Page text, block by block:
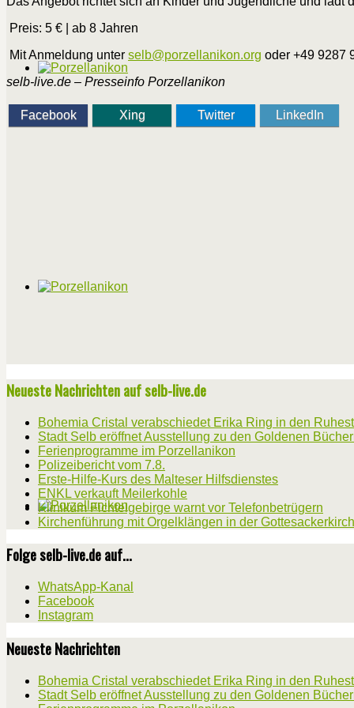
Preis: 5 € | ab 8 Jahren
Mit Anmeldung unter selb@porzellanikon.org oder +49 9287
selb-live.de – Presseinfo Porzellanikon
Facebook Xing Twitter LinkedIn
Neueste Nachrichten auf selb-live.de
Bohemia Cristal verabschiedet Erika Ring in den
Stadt Selb eröffnet Ausstellung zu den Goldenen
Ferienprogramme im Porzellanikon
Polizeibericht vom 7.8.
Erste-Hilfe-Kurs des Malteser Hilfsdienstes
ENKL verkauft Meilerkohle
Klinikum Fichtelgebirge warnt vor Telefonbetrügern
Kirchenführung mit Orgelklängen in der
Folge selb-live.de auf...
WhatsApp-Kanal
Facebook
Instagram
Neueste Nachrichten
Bohemia Cristal verabschiedet Erika Ring in den
Stadt Selb eröffnet Ausstellung zu den Goldenen